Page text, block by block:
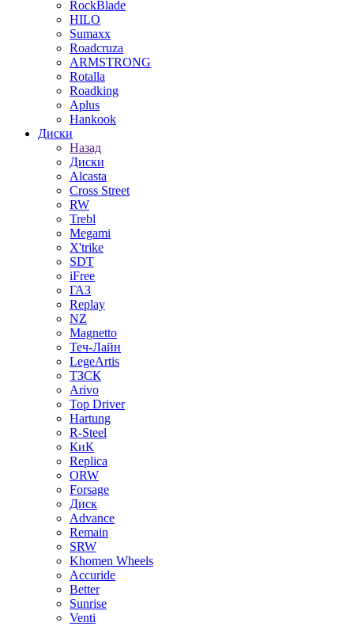
RockBlade
HILO
Sumaxx
Roadcruza
ARMSTRONG
Rotalla
Roadking
Aplus
Hankook
Диски
Назад
Диски
Alcasta
Cross Street
RW
Trebl
Megami
X'trike
SDT
iFree
ГАЗ
Replay
NZ
Magnetto
Теч-Лайн
LegeArtis
ТЗСК
Arivo
Top Driver
Hartung
R-Steel
КиК
Replica
ORW
Forsage
Диск
Advance
Remain
SRW
Khomen Wheels
Accuride
Better
Sunrise
Venti